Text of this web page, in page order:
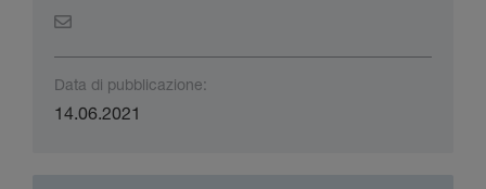
Data di pubblicazione: